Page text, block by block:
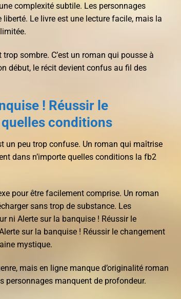
complexité subtile. Les personnages
Le livre est une lecture facile, mais la
sombre. C’est un roman qui pousse à
début, le récit devient confus au fil des
! Réussir le
conditions
un peu trop confuse. Un roman qui maîtrise
dans n’importe quelles conditions la fb2
pour être facilement comprise. Un roman
sans trop de substance. Les
ni Alerte sur la banquise ! Réussir le
sur la banquise ! Réussir le changement
mystique.
mais en ligne manque d’originalité roman
personnages manquent de profondeur.